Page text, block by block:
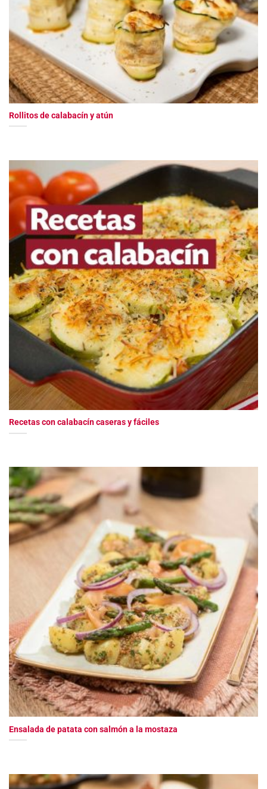
Rollitos de calabacín y atún
Recetas con calabacín caseras y fáciles
Ensalada de patata con salmón a la mostaza